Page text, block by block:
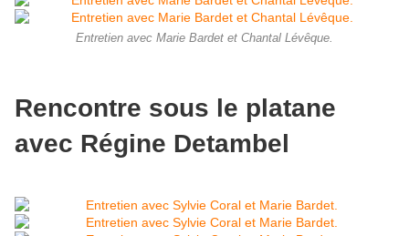
Entretien avec Marie Bardet et Chantal Lévêque.
Rencontre sous le platane
avec Régine Detambel